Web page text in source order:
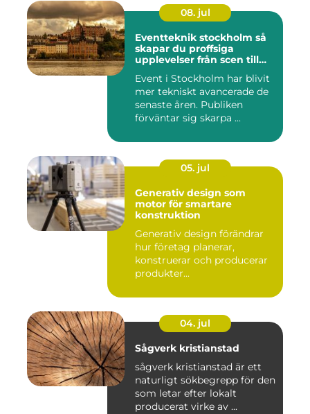
08. jul
Eventteknik stockholm så
skapar du proffsiga
upplevelser från scen till
Event i Stockholm har blivit
mer tekniskt avancerade de
senaste åren. Publiken
förväntar sig skarpa ...
05. jul
Generativ design som
motor för smartare
konstruktion
Generativ design förändrar
hur företag planerar,
konstruerar och producerar
produkter...
04. jul
Sågverk kristianstad
sågverk kristianstad är ett
naturligt sökbegrepp för den
som letar efter lokalt
producerat virke av ...